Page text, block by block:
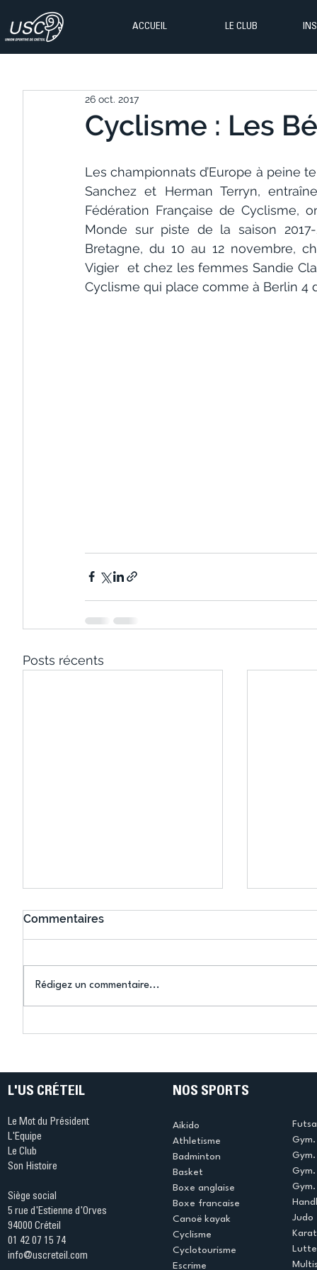
ACCUEIL LE CLUB
Cyclisme : Les
26 oct. 2017
Les championnats d’Europe à peine
Sanchez et Herman Terryn,
Fédération Française de Cyclisme,
Monde sur piste de la saison
Bretagne, du 10 au 12 novembre,
Vigier  et chez les femmes Sandie
Cyclisme qui place comme à Berlin 4
Posts récents
Ping ? Quand le tennis de
termine
Commentaires
Rédigez un commentaire...
L'US CRÉTEIL
Le Mot du Président
L'Equipe
Le Club
Son Histoire
Siège social
5 rue d'Estienne d'Orves
94000 Créteil
01 42 07 15 74
info@uscreteil.com
NOS SPORTS
Aikido
Athletisme
Badminton
Basket
Boxe anglaise
Boxe francaise
Canoë kayak
Cyclisme
Cyclotourisme
Escrime
Judo
Lutte